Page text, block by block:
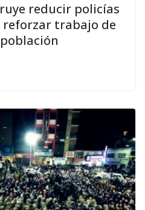
reducir policías
trabajo de